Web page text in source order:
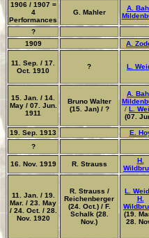
1906 / 1907 =
4
Performances
G. Mahler
A.
?
1909
A.
11. Sep. / 17.
Oct. 1910
? L.
15. Jan. / 14.
May / 07. Jun.
1911
Bruno Walter
(15. Jan) / ?
A.
/ L.
(07.
19. Sep. 1913
E.
?
16. Nov. 1919 R. Strauss
H.
11. Jan. / 19.
Mar. / 23. May
/ 24. Oct. / 28.
Nov. 1920
R. Strauss /
Reichenberger
(24. Oct.) / F.
Schalk (28.
Nov.)
L.
H.
(19.
28.